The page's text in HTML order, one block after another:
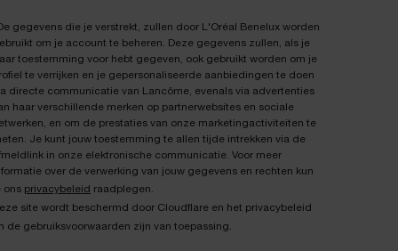
gegevens die je verstrekt, zullen door L'Oréal Benelux worden
om je account te beheren. Deze gegevens zullen, als je
toestemming voor hebt gegeven, ook gebruikt worden om je
te verrijken en je gepersonaliseerde aanbiedingen te doen
directe communicatie van Lancôme, evenals via advertenties
haar verschillende merken op partnerwebsites en sociale
en om de prestaties van onze marketingactiviteiten te
Je kunt jouw toestemming te allen tijde intrekken via de
in onze elektronische communicatie. Voor meer
over de verwerking van jouw gegevens en rechten kun
ons privacybeleid raadplegen.
site wordt beschermd door Cloudflare en het privacybeleid
de gebruiksvoorwaarden zijn van toepassing.